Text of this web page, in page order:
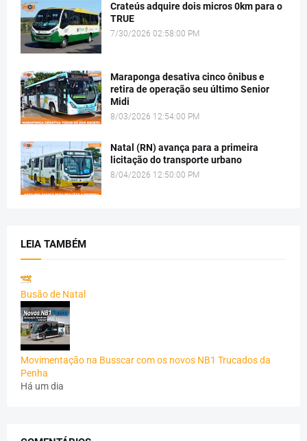
Crateús adquire dois micros 0km para o
TRUE
7/30/2026 02:58:00 PM
Maraponga desativa cinco ônibus e
retira de operação seu último Senior
Midi
8/03/2026 12:54:00 PM
Natal (RN) avança para a primeira
licitação do transporte urbano
8/04/2026 12:50:00 PM
LEIA TAMBÉM
Busão de Natal
Movimentação na Busscar com os novos NB1 Trucados da
Penha
Há um dia